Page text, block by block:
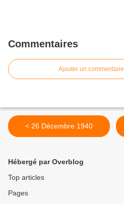
Commentaires
Ajouter un commentaire
< 26 Décembre 1940
Hébergé par Overblog
Top articles
Pages